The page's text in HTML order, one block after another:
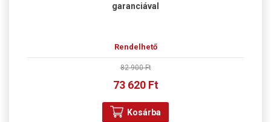
garanciával
Rendelhető
82 900 Ft
73 620 Ft
Kosárba